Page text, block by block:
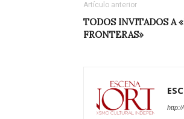
Artículo anterior
TODOS INVITADOS A
FRONTERAS»